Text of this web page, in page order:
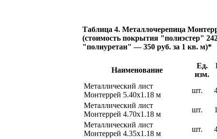
Таблица 4. Металлочерепица
(стоимость покрытия "полиэстер"
"полиуретан" — 350 руб. за 1 кв. м)*
Наименование
Ед.
изм.
Металлический лист
Монтеррей 5.40х1.18 м
шт.
Металлический лист
Монтеррей 4.70х1.18 м
шт.
Металлический лист
Монтеррей 4.35х1.18 м
шт.